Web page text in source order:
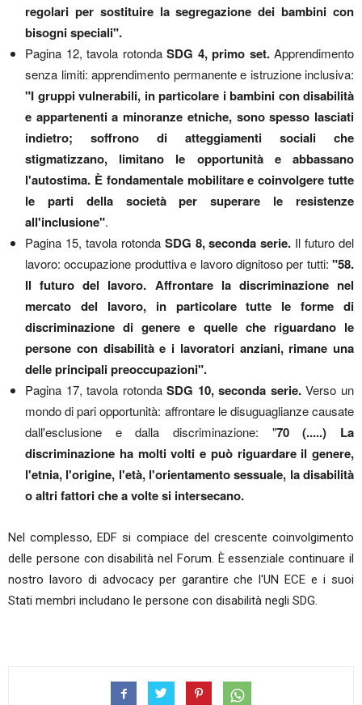
regolari per sostituire la segregazione dei bambini con
bisogni speciali".
Pagina 12, tavola rotonda SDG 4, primo set. Apprendimento
senza limiti: apprendimento permanente e istruzione inclusiva:
"I gruppi vulnerabili, in particolare i bambini con disabilità
e appartenenti a minoranze etniche, sono spesso lasciati
indietro; soffrono di atteggiamenti sociali che
stigmatizzano, limitano le opportunità e abbassano
l'autostima. È fondamentale mobilitare e coinvolgere tutte
le parti della società per superare le resistenze
all'inclusione".
Pagina 15, tavola rotonda SDG 8, seconda serie. Il futuro del
lavoro: occupazione produttiva e lavoro dignitoso per tutti: "58.
Il futuro del lavoro. Affrontare la discriminazione nel
mercato del lavoro, in particolare tutte le forme di
discriminazione di genere e quelle che riguardano le
persone con disabilità e i lavoratori anziani, rimane una
delle principali preoccupazioni".
Pagina 17, tavola rotondaSDG 10, seconda serie.Verso un
mondo di pari opportunità: affrontare le disuguaglianze causate
dall'esclusione e dalla discriminazione: "70 (.....) La
discriminazione ha molti volti e può riguardare il genere,
l'etnia, l'origine, l'età, l'orientamento sessuale, la disabilità
o altri fattori che a volte si intersecano.
Nel complesso, EDF si compiace del crescente coinvolgimento
delle persone con disabilità nel Forum. È essenziale continuare il
nostro lavoro di advocacy per garantire che l'UN ECE e i suoi
Stati membri includano le persone con disabilità negli SDG.